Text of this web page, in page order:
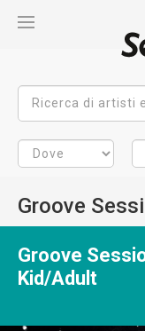
Groove
Groove
Kid/Adult